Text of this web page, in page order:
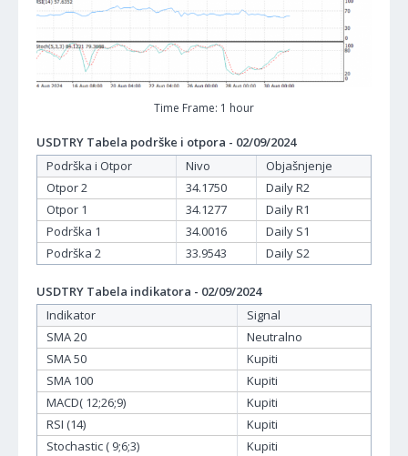
Time Frame: 1 hour
USDTRY Tabela podrške i otpora - 02/09/2024
Podrška i Otpor
Nivo
Objašnjenje
Otpor 2
34.1750
Daily R2
Otpor 1
34.1277
Daily R1
Podrška 1
34.0016
Daily S1
Podrška 2
33.9543 Daily S2
USDTRY Tabela indikatora - 02/09/2024
Indikator
Signal
SMA 20
Neutralno
SMA 50
Kupiti
SMA 100
Kupiti
MACD( 12;26;9)
Kupiti
RSI (14)
Kupiti
Stochastic ( 9;6;3)
Kupiti